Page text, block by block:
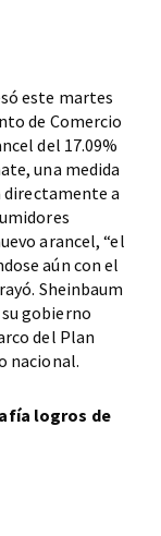
este martes
de Comercio
del 17.09%
una medida
directamente a
arancel, “el
aún con el
Sheinbaum
gobierno
del Plan
nacional.
logros de